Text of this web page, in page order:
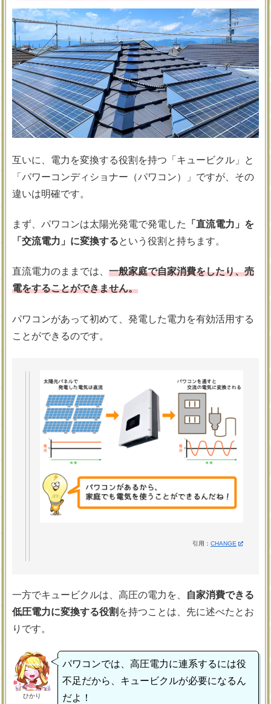
互いに、電力を変換する役割を持つ「キュービクル」と
「パワーコンディショナー（パワコン）」ですが、その
違いは明確です。
まず、パワコンは太陽光発電で発電した
「直流電力」を
「交流電力」に変換するという役割と持ちます。
直流電力のままでは、 一般家庭で自家消費をしたり、売
電をすることができません。
パワコンがあって初めて、発電した電力を有効活用する
ことができるのです。
引用：CHANGE
一方でキュービクルは、高圧の電力を、
自家消費できる
低圧電力に変換する役割 を持つことは、先に述べたとお
りです。
ひかり
パワコンでは、高圧電力に連系するには役
不足だから、キュービクルが必要になるん
だよ！